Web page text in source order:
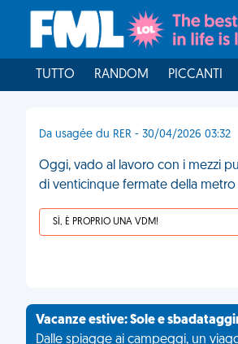
TUTTO RANDOM PICCANTI
Da usagée du RER - 30/04/2026 03:32
Oggi, vado al lavoro con i mezzi
di venticinque fermate della metro
SÌ, È PROPRIO UNA VDM!
Vacanze estive: Sole e
Dalle spiagge ai campeggi, un